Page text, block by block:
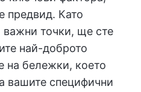
предвид. Като
важни точки, ще сте
най-доброто
на бележки, което
вашите специфични